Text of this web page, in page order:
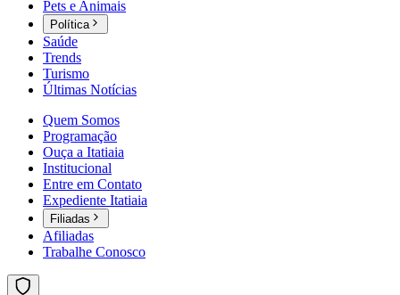
Pets e Animais
Política
Saúde
Trends
Turismo
Últimas Notícias
Quem Somos
Programação
Ouça a Itatiaia
Institucional
Entre em Contato
Expediente Itatiaia
Filiadas
Afiliadas
Trabalhe Conosco